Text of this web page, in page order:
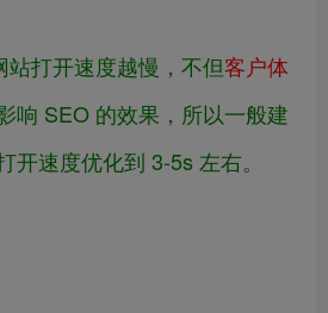
打开速度越慢，不但客户体
响 SEO 的效果，所以一般建
开速度优化到 3-5s 左右。